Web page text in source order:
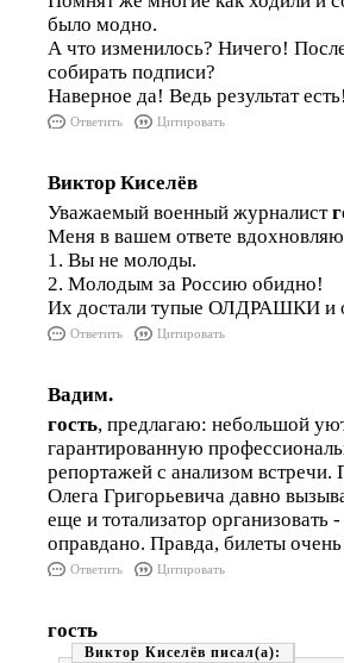
было модно.
А что изменилось? Ничего!
собирать подписи?
Наверное да! Ведь результат
Ответить Цитировать
Виктор Киселёв
Уважаемый военный журналист
Меня в вашем ответе
1. Вы не молоды.
2. Молодым за Россию обидно!
Их достали тупые ОЛДРАШКИ и
Ответить Цитировать
Вадим.
гость, предлагаю: небольшой
гарантированную
репортажей с анализом
Олега Григорьевича давно
еще и тотализатор
оправдано. Правда, билеты
Ответить Цитировать
гость
Виктор Киселёв